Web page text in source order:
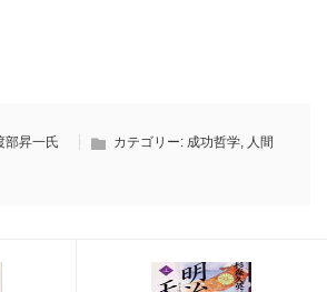
部昇一氏 カテゴリー: 成功哲学
人間